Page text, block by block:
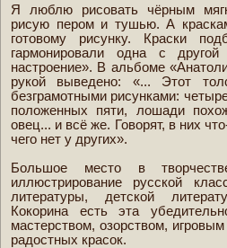
Я люблю рисовать чёрным
рисую пером и тушью. А
готовому рисунку. Краски
гармонировали одна с
настроение». В альбоме
рукой выведено: «... Этот
безграмотными рисунками:
положенных пяти, лошади
овец... и всё же. Говорят, в них
чего нет у других».
Большое место в
иллюстрирование русской
литературы, детской
Кокорина есть эта
мастерством, озорством,
радостных красок.